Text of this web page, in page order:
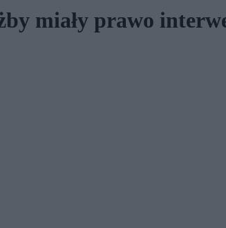
miały prawo